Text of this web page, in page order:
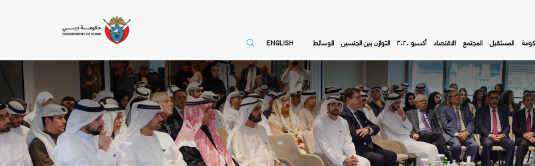
المستقبل المجتمع الاقتصاد أكسبو ٢٠٢٠ التوازن بين الجنسين الوسائط ENGLISH